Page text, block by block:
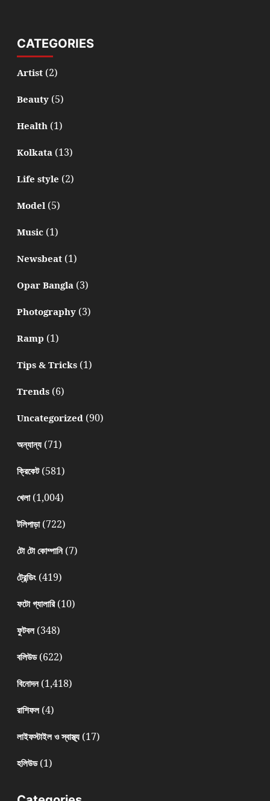
CATEGORIES
Artist(2)
Beauty(5)
Health(1)
Kolkata(13)
Life style (2)
Model(5)
Music(1)
Newsbeat(1)
Opar Bangla(3)
Photography(3)
Ramp (1)
Tips & Tricks(1)
Trends(6)
Uncategorized(90)
অন্যান্য(71)
ক্রিকেট(581)
খেলা(1,004)
টলিপাড়া(722)
টো টো কোম্পানি(7)
ট্রেন্ডিং(419)
ফটো গ্যালারি(10)
ফুটবল(348)
বলিউড(622)
বিনোদন(1,418)
রাশিফল(4)
লাইফস্টাইল ও স্বাস্থ্য(17)
হলিউড(1)